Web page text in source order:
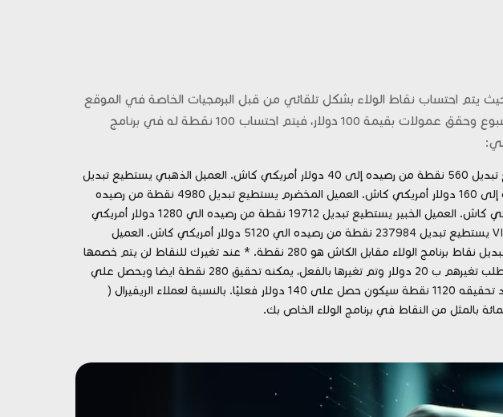
يتم احتساب نقاط الولاء بشكل تلقائي من قبل البرمجيات الخاصة في الموقع
بهذا الشكل 1 دولار = نقطة في برنامج الولاء. على سبيل مثال، قام أحد العملاء بالتداول خلال الأسبوع وحقق عمولات بقيمة 100 دولار، فيتم احتساب 100 نقطة له في برنامج
العميل البرونزي يستطيع تبديل 280 نقطة من رصيده الى 20 دولار أمريكي كاش. العميل الفضي يستطيع تبديل 560 نقطة من رصيده إلى 40 دولار أمريكي كاش. العميل الذهبي يستطيع تبديل
1120 نقطة من رصيده الى 80 دولار أمريكي كاش. العميل الماسي يستطيع تبديل 2240 نقطة من رصيده إلى 160 دولار أمريكي كاش. العميل المخضرم يستطيع تبديل 4980 نقطة من رصيده
الي 320 دولار أمريكي كاش. العميل المحترف يستطيع تبديل 9960 نقطة من رصيده الي 640 دولار أمريكي كاش. العميل الخبير يستطيع تبديل 19712 نقطة من رصيده الي 1280 دولار أمريكي
كاش. العميل المتخصص يستطيع تبديل 49280 نقطة من رصيده الي 2560 دولار أمريكي كاش. العميل VIP يستطيع تبديل 237984 نقطة من رصيده الي 5120 دولار أمريكي كاش. العميل
الهامور يستطيع تبديل 613952 نقطة من رصيده الي 10240 دولار أمريكي كاش. * علمًا أن الحد الأدنى لتبديل نقاط برنامج الولاء مقابل الكاش هو 280 نقطة. * عند تغيرك للنقاط لن يتم خصمها
من رصيدك بل ستكمل عليها للمرحلة التالية. مثال : قام أحد العملاء بتحقيق 280 نقطة في برنامج الولاء وطلب تغيرهم ب 20 دولار وتم تغيرها بالفعل، يمكنه تحقيق 280 نقطة ايضا ويحصل علي
40 دولار اخري اي عند تحقيقه 560 نقطة سيكون حصل واقعيا على 60 دولار وليس 40 دولار فقط. وعند تحقيقه 1120 نقطة سيكون حصل على 140 دولار فعليًا. بالنسبة لعملاء الريفيرال (